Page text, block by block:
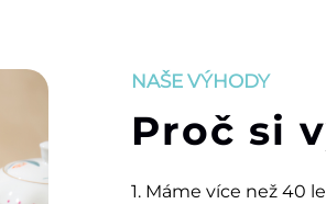
NAŠE VÝHODY
Proč si
1. Máme více než 40